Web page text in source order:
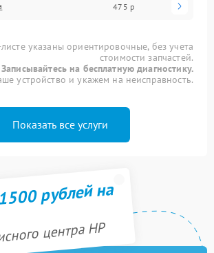
475 р
указаны ориентировочные, без учета
стоимости запчастей.
Записывайтесь на бесплатную диагностику.
устройство и укажем на неисправность.
Показать все услуги
рублей на
центра HP